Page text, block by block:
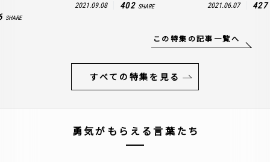
SHARE
2021.09.08 402 SHARE 2021.06.07 427
この特集の記事一覧へ
すべての特集を見る
勇気がもらえる言葉たち